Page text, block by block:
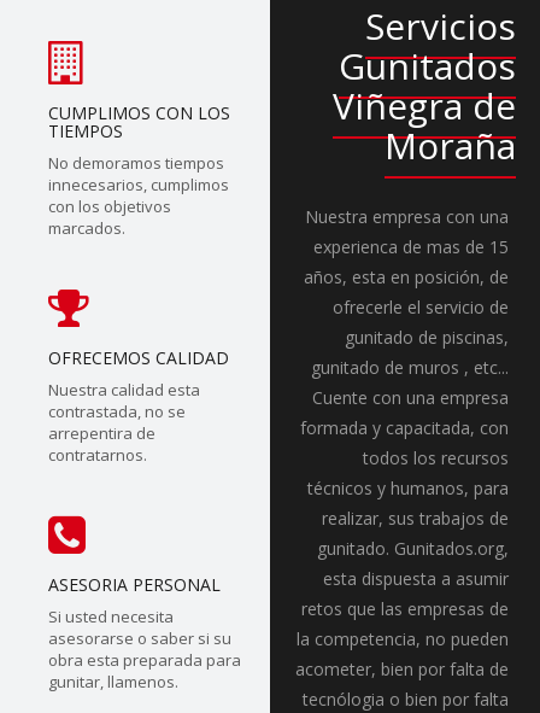
CUMPLIMOS CON LOS
TIEMPOS
No demoramos tiempos
innecesarios, cumplimos
con los objetivos
marcados.
OFRECEMOS CALIDAD
Nuestra calidad esta
contrastada, no se
arrepentira de
contratarnos.
ASESORIA PERSONAL
Si usted necesita
asesorarse o saber si su
obra esta preparada para
gunitar, llamenos.
Servicios
Gunitados
Viñegra de
Moraña
Nuestra empresa con una
experienca de mas de 15
años, esta en posición, de
ofrecerle el servicio de
gunitado de piscinas,
gunitado de muros , etc...
Cuente con una empresa
formada y capacitada, con
todos los recursos
técnicos y humanos, para
realizar, sus trabajos de
gunitado. Gunitados.org,
esta dispuesta a asumir
retos que las empresas de
la competencia, no pueden
acometer, bien por falta de
tecnólogia o bien por falta